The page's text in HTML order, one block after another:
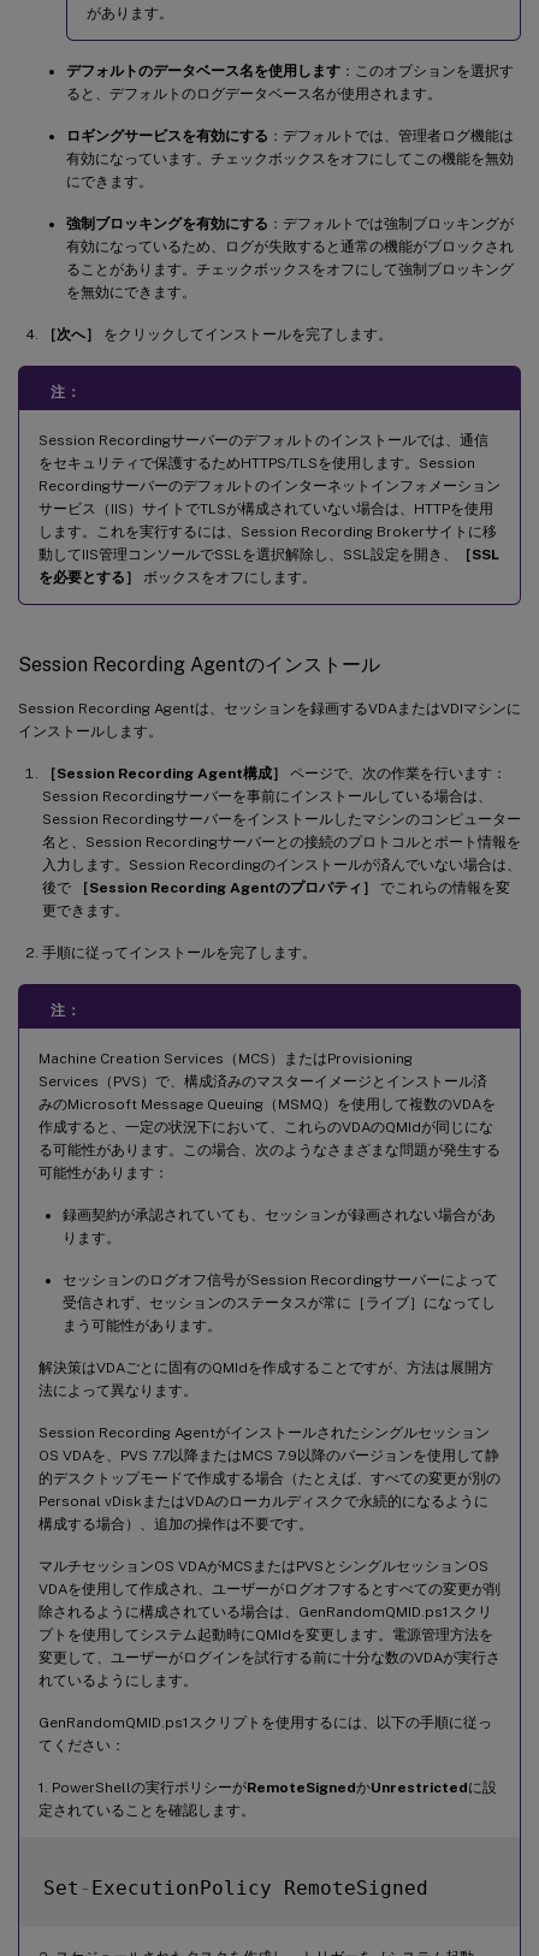
があります。
デフォルトのデータベース名を使用します ：このオプションを選択す
ると、デフォルトのログデータベース名が使用されます。
ロギングサービスを有効にする ：デフォルトでは、管理者ログ機能は
有効になっています。チェックボックスをオフにしてこの機能を無効
にできます。
強制ブロッキングを有効にする ：デフォルトでは強制ブロッキングが
有効になっているため、ログが失敗すると通常の機能がブロックされ
ることがあります。チェックボックスをオフにして強制ブロッキング
を無効にできます。
［次へ］ をクリックしてインストールを完了します。
注：
Session Recordingサーバーのデフォルトのインストールでは、通信
をセキュリティで保護するためHTTPS/TLSを使用します。Session
Recordingサーバーのデフォルトのインターネットインフォメーション
サービス（IIS）サイトでTLSが構成されていない場合は、HTTPを使用
します。これを実行するには、Session Recording Brokerサイトに移
動してIIS管理コンソールでSSLを選択解除し、SSL設定を開き、
［SSL
を必要とする］
ボックスをオフにします。
Session Recording Agentのインストール
Session Recording Agentは、セッションを録画するVDAまたはVDIマシンに
インストールします。
［Session Recording Agent構成］
ページで、次の作業を行います：
Session Recordingサーバーを事前にインストールしている場合は、
Session Recordingサーバーをインストールしたマシンのコンピューター
名と、Session Recordingサーバーとの接続のプロトコルとポート情報を
入力します。Session Recordingのインストールが済んでいない場合は、
後で
［Session Recording Agentのプロパティ］
でこれらの情報を変
更できます。
手順に従ってインストールを完了します。
注：
Machine Creation Services（MCS）またはProvisioning
Services（PVS）で、構成済みのマスターイメージとインストール済
みのMicrosoft Message Queuing（MSMQ）を使用して複数のVDAを
作成すると、一定の状況下において、これらのVDAのQMIdが同じにな
る可能性があります。この場合、次のようなさまざまな問題が発生する
可能性があります：
録画契約が承認されていても、セッションが録画されない場合があ
ります。
セッションのログオフ信号がSession Recordingサーバーによって
受信されず、セッションのステータスが常に［ライブ］になってし
まう可能性があります。
解決策はVDAごとに固有のQMIdを作成することですが、方法は展開方
法によって異なります。
Session Recording Agentがインストールされたシングルセッション
OS VDAを、PVS 7.7以降またはMCS 7.9以降のバージョンを使用して静
的デスクトップモードで作成する場合（たとえば、すべての変更が別の
Personal vDiskまたはVDAのローカルディスクで永続的になるように
構成する場合）、追加の操作は不要です。
マルチセッションOS VDAがMCSまたはPVSとシングルセッションOS
VDAを使用して作成され、ユーザーがログオフするとすべての変更が削
除されるように構成されている場合は、GenRandomQMID.ps1スクリ
プトを使用してシステム起動時にQMIdを変更します。電源管理方法を
変更して、ユーザーがログインを試行する前に十分な数のVDAが実行さ
れているようにします。
GenRandomQMID.ps1スクリプトを使用するには、以下の手順に従っ
てください：
1. PowerShellの実行ポリシーがRemoteSignedかUnrestrictedに設
定されていることを確認します。
Set -